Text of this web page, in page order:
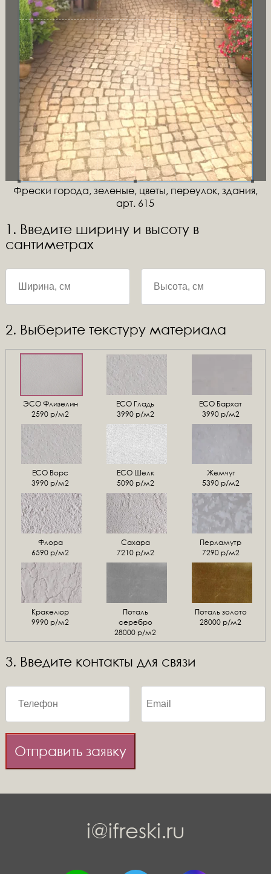
Фрески города, зеленые, цветы, переулок, здания,
арт. 615
1. Введите ширину и высоту в
сантиметрах
2. Выберите текстуру материала
ЭСО Флизелин
2590 р/м2
ЕСО Гладь
3990 р/м2
ECO Бархат
3990 р/м2
ЕСО Ворс
3990 р/м2
ЕСО Шелк
5090 р/м2
Жемчуг
5390 р/м2
Флора
6590 р/м2
Сахара
7210 р/м2
Перламутр
7290 р/м2
Кракелюр
9990 р/м2
Поталь
серебро
28000 р/м2
Поталь золото
28000 р/м2
3. Введите контакты для связи
Отправить заявку
i@ifreski.ru